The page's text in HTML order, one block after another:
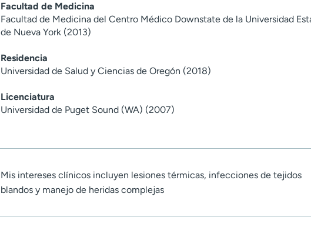
Facultad de Medicina
Facultad de Medicina del Centro Médico Downstate de la Universidad
de Nueva York (2013)
Residencia
Universidad de Salud y Ciencias de Oregón (2018)
Licenciatura
Universidad de Puget Sound (WA) (2007)
Mis intereses clínicos incluyen lesiones térmicas, infecciones de tejidos
blandos y manejo de heridas complejas